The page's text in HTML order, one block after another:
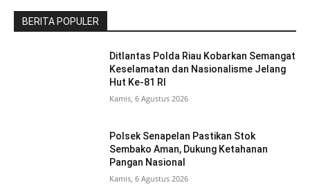
BERITA POPULER
Ditlantas Polda Riau Kobarkan Semangat
Keselamatan dan Nasionalisme Jelang
Hut Ke-81 RI
Kamis, 6 Agustus 2026
Polsek Senapelan Pastikan Stok
Sembako Aman, Dukung Ketahanan
Pangan Nasional
Kamis, 6 Agustus 2026